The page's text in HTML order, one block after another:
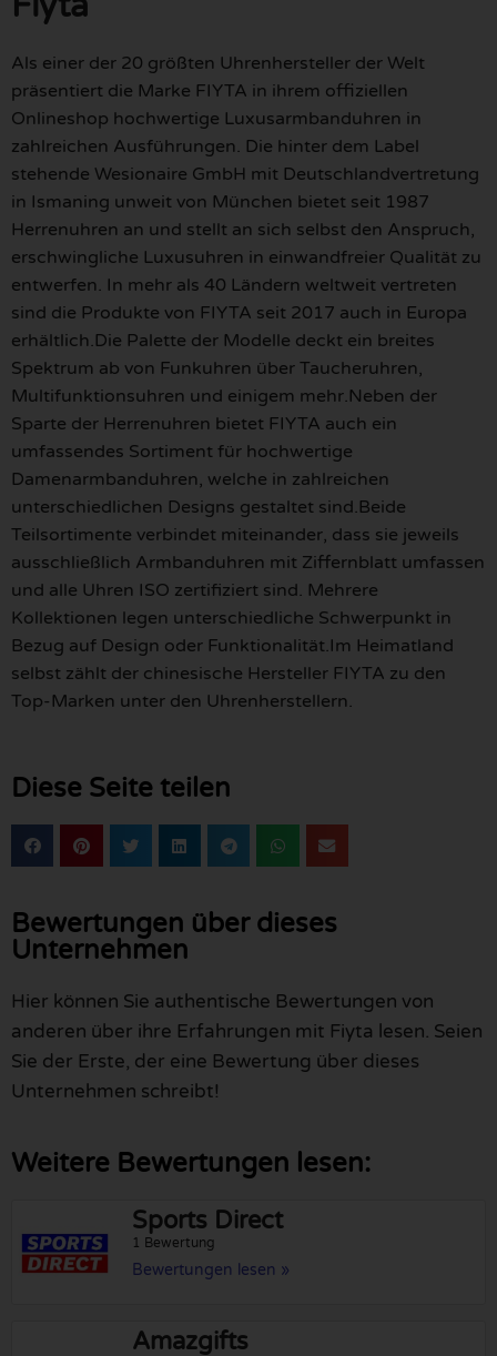
Als einer der 20 größten Uhrenhersteller der Welt
präsentiert die Marke FIYTA in ihrem offiziellen
Onlineshop hochwertige Luxusarmbanduhren in
zahlreichen Ausführungen. Die hinter dem Label
stehende Wesionaire GmbH mit Deutschlandvertretung
in Ismaning unweit von München bietet seit 1987
Herrenuhren an und stellt an sich selbst den Anspruch,
erschwingliche Luxusuhren in einwandfreier Qualität zu
entwerfen. In mehr als 40 Ländern weltweit vertreten
sind die Produkte von FIYTA seit 2017 auch in Europa
erhältlich.Die Palette der Modelle deckt ein breites
Spektrum ab von Funkuhren über Taucheruhren,
Multifunktionsuhren und einigem mehr.Neben der
Sparte der Herrenuhren bietet FIYTA auch ein
umfassendes Sortiment für hochwertige
Damenarmbanduhren, welche in zahlreichen
unterschiedlichen Designs gestaltet sind.Beide
Teilsortimente verbindet miteinander, dass sie jeweils
ausschließlich Armbanduhren mit Ziffernblatt umfassen
und alle Uhren ISO zertifiziert sind. Mehrere
Kollektionen legen unterschiedliche Schwerpunkt in
Bezug auf Design oder Funktionalität.Im Heimatland
selbst zählt der chinesische Hersteller FIYTA zu den
Top-Marken unter den Uhrenherstellern.
Diese Seite teilen
Bewertungen über dieses
Unternehmen
Hier können Sie authentische Bewertungen von
anderen über ihre Erfahrungen mit Fiyta lesen. Seien
Sie der Erste, der eine Bewertung über dieses
Unternehmen schreibt!
Weitere Bewertungen lesen:
Sports Direct
1 Bewertung
Bewertungen lesen »
Amazgifts